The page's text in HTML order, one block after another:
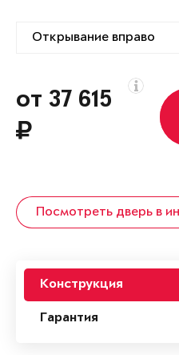
от 37 615
Посмотреть дверь в
Конструкция
Гарантия